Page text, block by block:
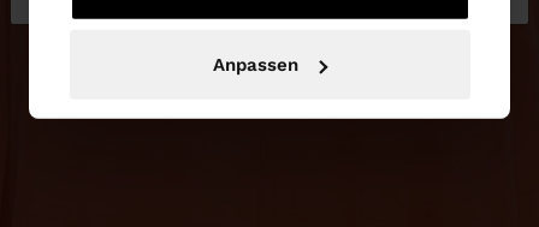
Anpassen